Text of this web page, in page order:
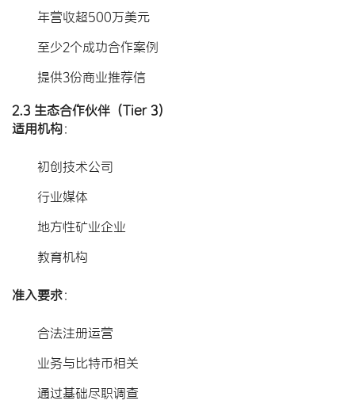
年营收超500万美元
至少2个成功合作案例
提供3份商业推荐信
2.3 生态合作伙伴（Tier 3）
适用机构​：
初创技术公司
行业媒体
地方性矿业企业
教育机构
准入要求​：
合法注册运营
业务与比特币相关
通过基础尽职调查